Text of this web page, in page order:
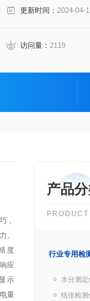
更新时间： 2024-04-
访问量： 2119
产品
行业专用检
水分测定
纸张检测
，
、
度
应
示
量